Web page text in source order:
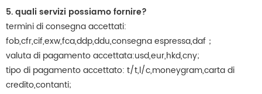
5. quali servizi possiamo fornire?
termini di consegna accettati:
fob,cfr,cif,exw,fca,ddp,ddu,consegna espressa,daf；
valuta di pagamento accettata:usd,eur,hkd,cny;
tipo di pagamento accettato: t/t,l/c,moneygram,carta di
credito,contanti;